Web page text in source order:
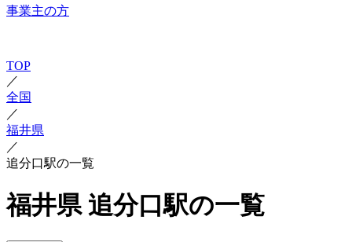
事業主の方
TOP
／
全国
／
福井県
／
追分口駅の一覧
福井県 追分口駅の一覧